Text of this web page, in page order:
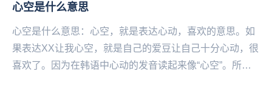
在...
心空是什么意思
心空是什么意思：心空，就是表达心动，喜欢的意思。如
果表达XX让我心空，就是自己的爱豆让自己十分心动，很
喜欢了。因为在韩语中心动的发音读起来像“心空”。所以